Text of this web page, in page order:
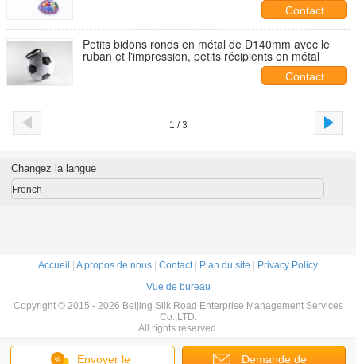
Contact
Petits bidons ronds en métal de D140mm avec le
ruban et l'impression, petits récipients en métal
Contact
1 / 3
Envoyer le Demande de
Changez la langue
French
Accueil A propos de nous Contact| Plan du site
Privacy Policy
Vue de bureau
Copyright © 2015 - 2026 Beijing Silk Road Enterprise Management Services
Co.,LTD.
All rights reserved.